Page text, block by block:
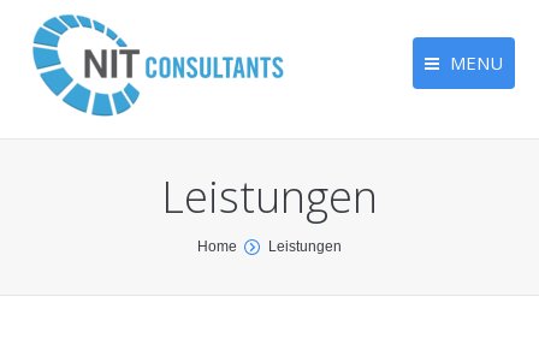
MENU
Home
Über uns
Leistungen
Leistungen
Home Leistungen